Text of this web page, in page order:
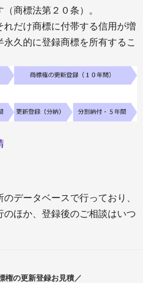
商標法第２０条）。
だけ商標に付帯する信用が増
久的に登録商標を所有するこ
データベースで行っており、
ほか、登録後のご相談はいつ
権の更新登録お見積／